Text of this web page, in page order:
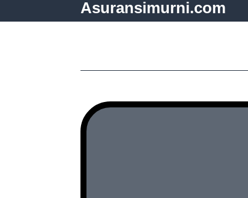
Asuransimurni.com